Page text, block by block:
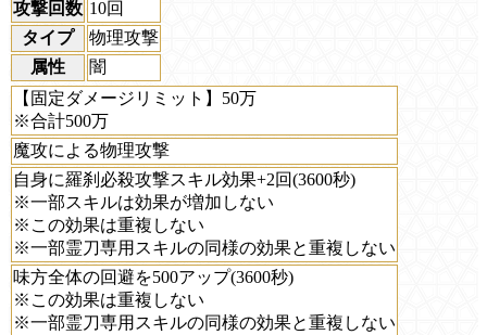
攻撃回数 10回
タイプ
物理攻撃
属性
闇
【固定ダメージリミット】50万
※合計500万
魔攻による物理攻撃
自身に羅刹必殺攻撃スキル効果+2回(3600秒)
※一部スキルは効果が増加しない
※この効果は重複しない
※一部霊刀専用スキルの同様の効果と重複しない
味方全体の回避を500アップ(3600秒)
※この効果は重複しない
※一部霊刀専用スキルの同様の効果と重複しない